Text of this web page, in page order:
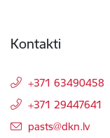
Kontakti
+371 63490458
+371 29447641
E-pasts:
pasts@dkn.lv